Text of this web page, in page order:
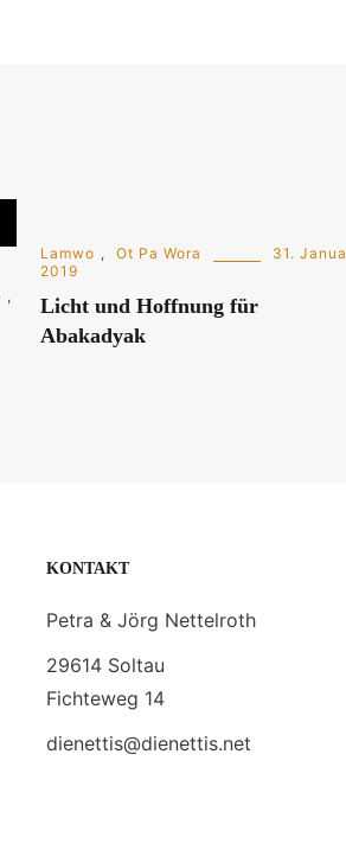
,
Lamwo , Ot Pa Wora
31.
2019
Licht und Hoffnung für
Abakadyak
KONTAKT
Petra & Jörg Nettelroth
29614 Soltau
Fichteweg 14
dienettis@dienettis.net